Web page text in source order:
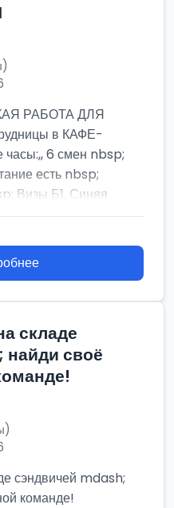
РАБОТА ДЛЯ
в КАФЕ-
6 смен nbsp;
есть nbsp;
Визы Б1, Синяя
складе
найди своё
сэндвичей mdash;
команде!